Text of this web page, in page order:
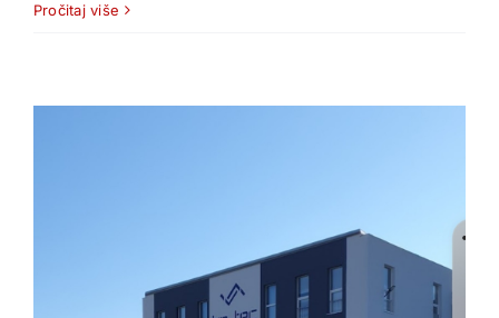
Pročitaj više